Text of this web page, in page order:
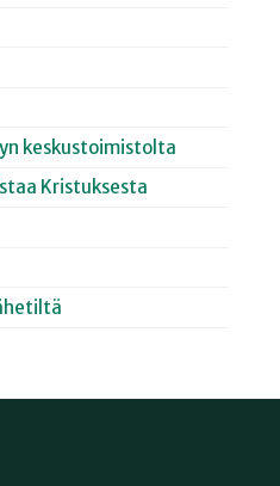
keskustoimistolta
Kristuksesta